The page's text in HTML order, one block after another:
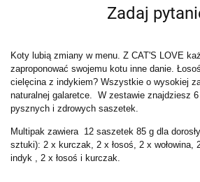
Zadaj
Koty lubią zmiany w menu. Z CAT'S LOVE
zaproponować swojemu kotu inne danie.
cielęcina z indykiem? Wszystkie o wysokiej
naturalnej galaretce. W zestawie znajdziesz
pysznych i zdrowych saszetek.
Multipak zawiera 12 saszetek 85 g dla
sztuki): 2 x kurczak, 2 x łosoś, 2 x
indyk , 2 x łosoś i kurczak.